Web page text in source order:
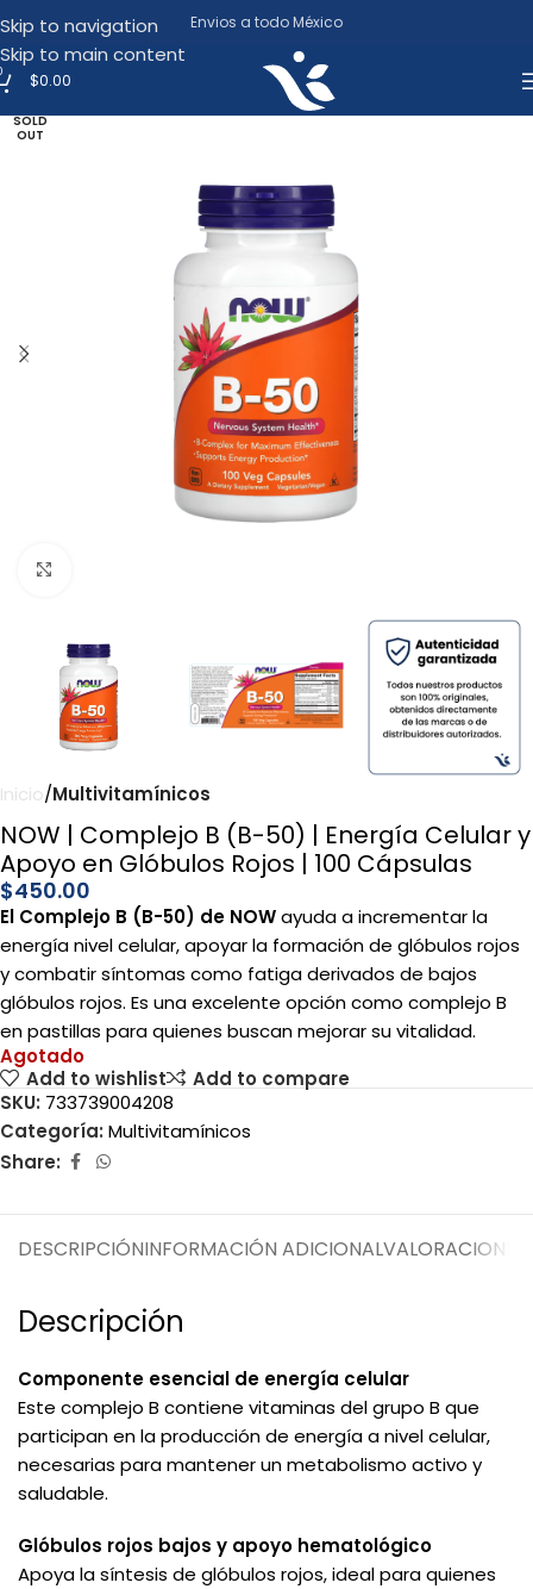
Skip to navigation
Skip to main content
Envios a todo México
$0.00
SOLD
OUT
Inicio Multivitamínicos
NOW | Complejo B (B-50) | Energía Celular y
Apoyo en Glóbulos Rojos | 100 Cápsulas
$450.00
El Complejo B (B-50) de NOWayuda a incrementar la
energía nivel celular, apoyar la formación de glóbulos rojos
y combatir síntomas como fatiga derivados de bajos
glóbulos rojos. Es una excelente opción como complejo B
en pastillas para quienes buscan mejorar su vitalidad.
Agotado
Add to wishlist
Add to compare
SKU: 733739004208
Categoría: Multivitamínicos
Share:
DESCRIPCIÓNINFORMACIÓN ADICIONAL
Descripción
Componente esencial de energía celular
Este complejo B contiene vitaminas del grupo B que
participan en la producción de energía a nivel celular,
necesarias para mantener un metabolismo activo y
saludable.
Glóbulos rojos bajos y apoyo hematológico
Apoya la síntesis de glóbulos rojos, ideal para quienes